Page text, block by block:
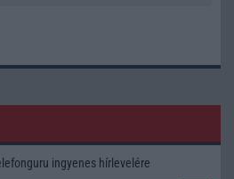
ingyenes hírlevelére